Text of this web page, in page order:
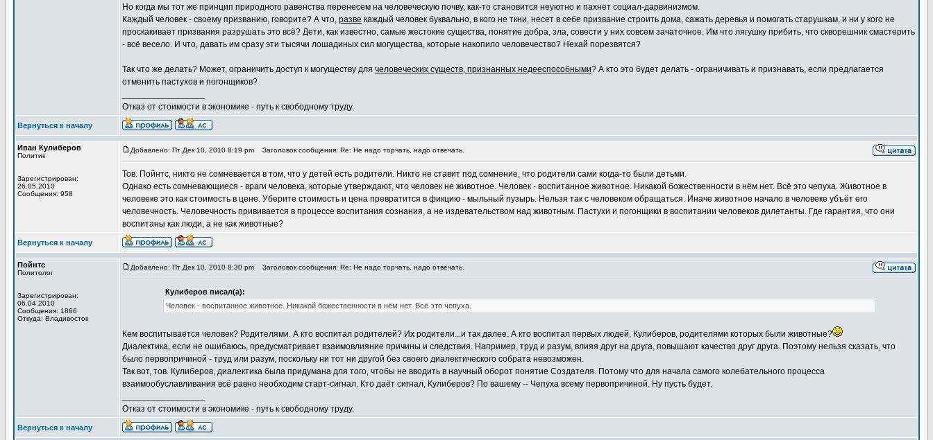
Но когда мы тот же принцип природного равенства перенесем на человеческую почву, как-то становится неуютно и пахнет социал-дарвинизмом.
Каждый человек - своему призванию, говорите? А что, разве каждый человек буквально, в кого не ткни, несет в себе призвание строить дома, сажать деревья и помогать старушкам, и ни у кого не
проскакивает призвания разрушать это всё? Дети, как известно, самые жестокие существа, понятие добра, зла, совести у них совсем зачаточное. Им что лягушку прибить, что скворешник смастерить
- всё весело. И что, давать им сразу эти тысячи лошадиных сил могущества, которые накопило человечество? Нехай порезвятся?
Так что же делать? Может, ограничить доступ к могуществу для человеческих существ, признанных недееспособными? А кто это будет делать - ограничивать и признавать, если предлагается
отменить пастухов и погонщиков?
Отказ от стоимости в экономике - путь к свободному труду.
Вернуться к началу
Иван Кулиберов
Политик
Зарегистрирован:
26.05.2010
Сообщения: 958
Добавлено: Пт Дек 10, 2010 8:19 pm Заголовок сообщения: Re: Не надо торчать, надо отвечать.
Тов. Пойнтс, никто не сомневается в том, что у детей есть родители. Никто не ставит под сомнение, что родители сами когда-то были детьми.
Однако есть сомневающиеся - враги человека, которые утверждают, что человек не животное. Человек - воспитанное животное. Никакой божественности в нём нет. Всё это чепуха. Животное в
человеке это как стоимость в цене. Уберите стоимость и цена превратится в фикцию - мыльный пузырь. Нельзя так с человеком обращаться. Иначе животное начало в человеке убъёт его
человечность. Человечность прививается в процессе воспитания сознания, а не издевательством над животным. Пастухи и погонщики в воспитании человеков дилетанты. Где гарантия, что они
воспитаны как люди, а не как животные?
Вернуться к началу
Пойнтс
Политолог
Зарегистрирован:
06.04.2010
Сообщения: 1866
Откуда: Владивосток
Добавлено: Пт Дек 10, 2010 8:30 pm Заголовок сообщения: Re: Не надо торчать, надо отвечать.
Кулиберов писал(а):
Человек - воспитанное животное. Никакой божественности в нём нет. Всё это чепуха.
Кем воспитывается человек? Родителями. А кто воспитал родителей? Их родители...и так далее. А кто воспитал первых людей, Кулиберов, родителями которых были животные?
Диалектика, если не ошибаюсь, предусматривает взаимовлияние причины и следствия. Например, труд и разум, влияя друг на друга, повышают качество друг друга. Поэтому нельзя сказать, что
было первопричиной - труд или разум, поскольку ни тот ни другой без своего диалектического собрата невозможен.
Так вот, тов. Кулиберов, диалектика была придумана для того, чтобы не вводить в научный оборот понятие Создателя. Потому что для начала самого колебательного процесса
взаимообуславливания всё равно необходим старт-сигнал. Кто даёт сигнал, Кулиберов? По вашему -- Чепуха всему первопричиной. Ну пусть будет.
Отказ от стоимости в экономике - путь к свободному труду.
Вернуться к началу